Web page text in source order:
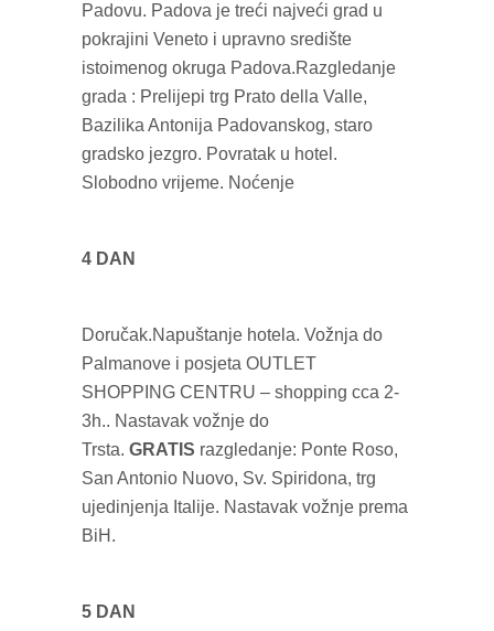
Padovu. Padova je treći najveći grad u
pokrajini Veneto i upravno središte
istoimenog okruga Padova.Razgledanje
grada : Prelijepi trg Prato della Valle,
Bazilika Antonija Padovanskog, staro
gradsko jezgro. Povratak u hotel.
Slobodno vrijeme. Noćenje
4 DAN
Doručak.Napuštanje hotela. Vožnja do
Palmanove i posjeta OUTLET
SHOPPING CENTRU – shopping cca 2-
3h.. Nastavak vožnje do
Trsta. GRATIS razgledanje: Ponte Roso,
San Antonio Nuovo, Sv. Spiridona, trg
ujedinjenja Italije. Nastavak vožnje prema
BiH.
5 DAN